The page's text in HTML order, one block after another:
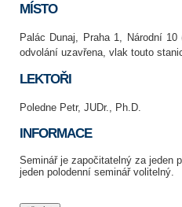
MÍSTO
Palác Dunaj, Praha 1, Národní
odvolání uzavřena, vlak touto
LEKTOŘI
Poledne Petr, JUDr., Ph.D.
INFORMACE
Seminář je započitatelný za jeden
jeden polodenní seminář volitelný.